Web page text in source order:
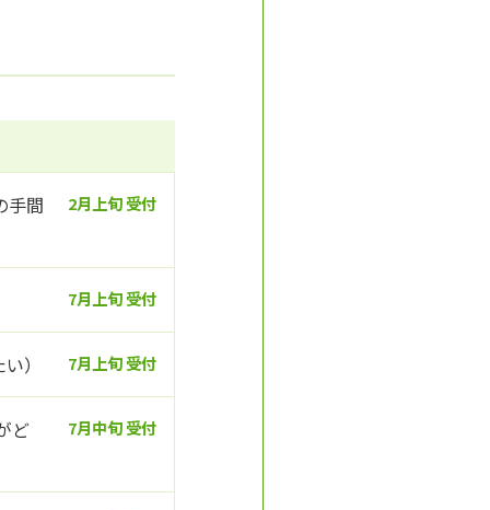
手間 2月上旬 受付
7月上旬 受付
） 7月上旬 受付
ど 7月中旬 受付